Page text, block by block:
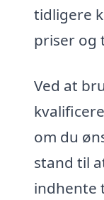
tidligere
priser og
Ved at
om du
stand til
indhente